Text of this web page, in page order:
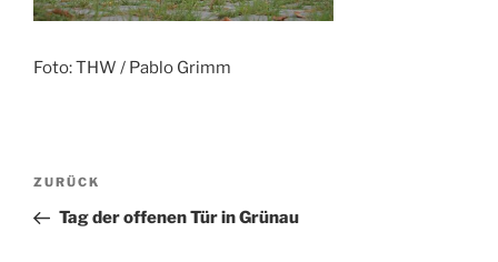
Foto: THW / Pablo Grimm
Beitragsnavigation
Vorheriger
Beitrag
ZURÜCK
Tag der offenen Tür in Grünau